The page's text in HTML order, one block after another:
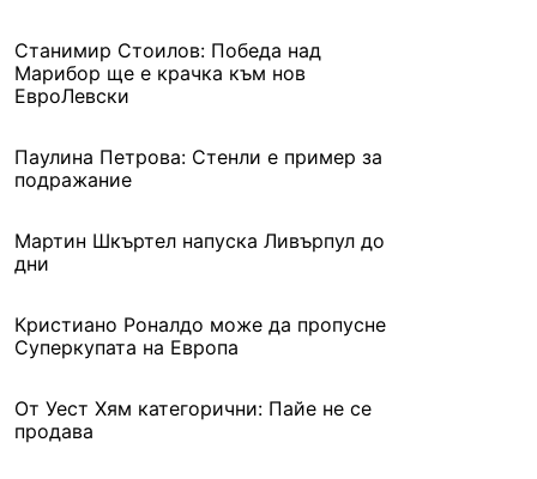
Станимир Стоилов: Победа над
Марибор ще е крачка към нов
ЕвроЛевски
Паулина Петрова: Стенли е пример за
подражание
Мартин Шкъртел напуска Ливърпул до
дни
Кристиано Роналдо може да пропусне
Суперкупата на Европа
От Уест Хям категорични: Пайе не се
продава